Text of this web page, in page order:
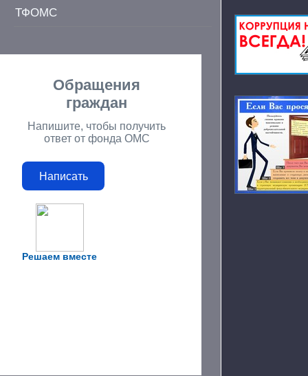
ТФОМС
Решаем вместе
Обращения
граждан
Напишите, чтобы получить
ответ от фонда ОМС
Написать